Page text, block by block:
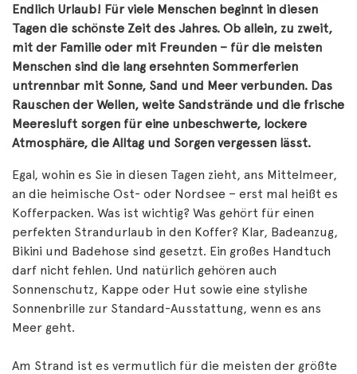
Endlich Urlaub! Für viele Menschen beginnt in diesen
Tagen die schönste Zeit des Jahres. Ob allein, zu zweit,
mit der Familie oder mit Freunden – für die meisten
Menschen sind die lang ersehnten Sommerferien
untrennbar mit Sonne, Sand und Meer verbunden. Das
Rauschen der Wellen, weite Sandstrände und die frische
Meeresluft sorgen für eine unbeschwerte, lockere
Atmosphäre, die Alltag und Sorgen vergessen lässt.
Egal, wohin es Sie in diesen Tagen zieht, ans Mittelmeer,
an die heimische Ost- oder Nordsee – erst mal heißt es
Kofferpacken. Was ist wichtig? Was gehört für einen
perfekten Strandurlaub in den Koffer? Klar, Badeanzug,
Bikini und Badehose sind gesetzt. Ein großes Handtuch
darf nicht fehlen. Und natürlich gehören auch
Sonnenschutz, Kappe oder Hut sowie eine stylishe
Sonnenbrille zur Standard-Ausstattung, wenn es ans
Meer geht.
Am Strand ist es vermutlich für die meisten der größte